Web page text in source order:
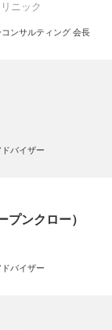
ニック
ンサルティング 会長
バイザー
ンクロー）
バイザー